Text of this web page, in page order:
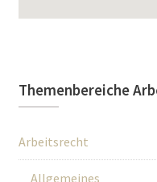
Themenbereiche
Arbeitsrecht
Allgemeines